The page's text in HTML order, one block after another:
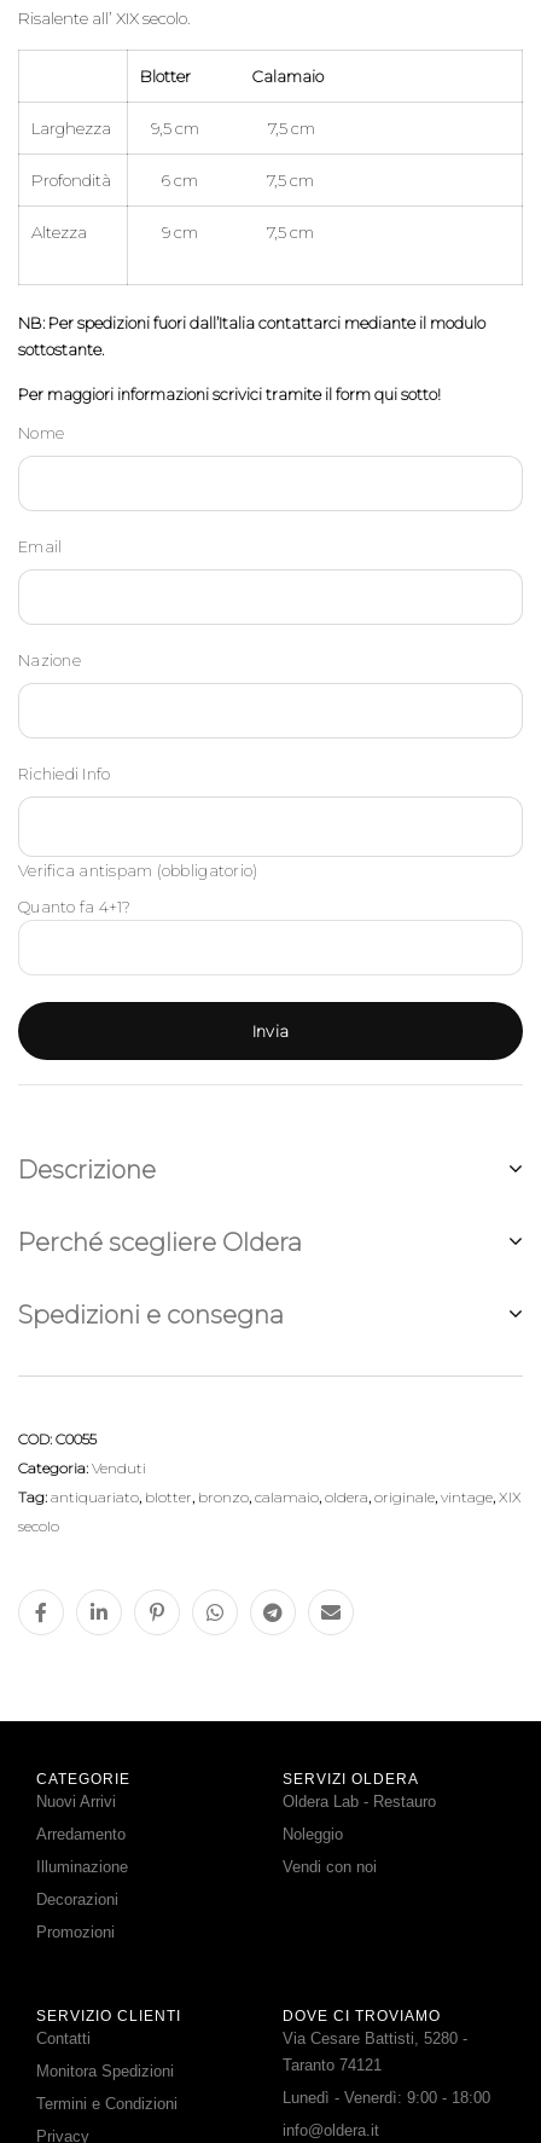
Risalente all’ XIX secolo.
Blotter Calamaio
Larghezza 9,5 cm 7,5 cm
Profondità 6 cm 7,5 cm
Altezza 9 cm 7,5 cm
NB: Per spedizioni fuori dall’Italia contattarci mediante il modulo
sottostante.
Per maggiori informazioni scrivici tramite il form qui sotto!
Nome
Email
Nazione
Richiedi Info
Verifica antispam (obbligatorio)
Quanto fa 4+1?
Descrizione
Perché scegliere Oldera
Spedizioni e consegna
COD: C0055
Categoria: Venduti
Tag: antiquariato, blotter, bronzo, calamaio, oldera, originale, vintage, XIX
secolo
CATEGORIE
Nuovi Arrivi
Arredamento
Illuminazione
Decorazioni
Promozioni
SERVIZI OLDERA
Oldera Lab - Restauro
Noleggio
Vendi con noi
SERVIZIO CLIENTI
Contatti
Monitora Spedizioni
Termini e Condizioni
Privacy
DOVE CI TROVIAMO
Via Cesare Battisti, 5280 -
Taranto 74121
Lunedì - Venerdì: 9:00 - 18:00
info@oldera.it